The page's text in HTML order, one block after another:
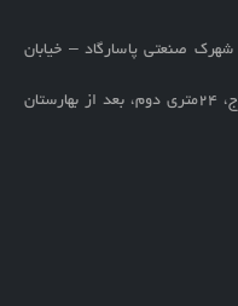
صنعتی پاسارگاد – خیابان
یزد، شهرک صنعتی، بلوار کاج، ۲۴متری دوم، بعد از بهارستان